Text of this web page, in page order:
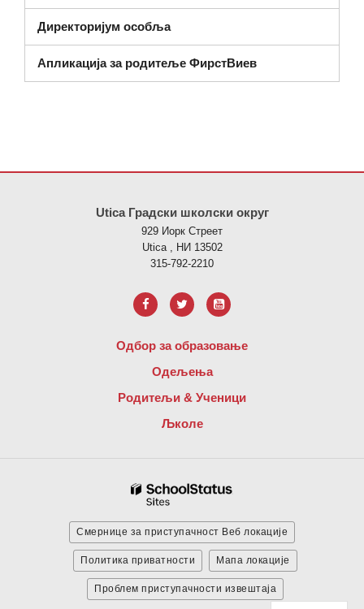
Директоријум особља
Апликација за родитеље ФирстВиев
Utica Градски школски округ
929 Иорк Стреет
Utica , НИ 13502
315-792-2210
Одбор за образовање
Одељења
Родитељи & Ученици
Љколе
Смернице за приступачност Веб локације
Политика приватности Мапа локације
Проблем приступачности извештаја